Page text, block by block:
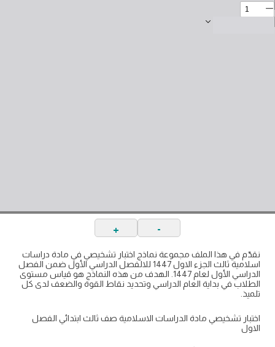
-
+
نقدّم في هذا الملف مجموعة نماذج اختبار تشخيصي في مادة دراسات
اسلامية ثالث الجزء الاول 1447 للالفصل الدراسي الأول ضمن الفصل
الدراسي الأول لعام 1447. الهدف من هذه النماذج هو قياس مستوى
الطلاب في بداية العام الدراسي وتحديد نقاط القوة والضعف لدى كل
تلميذ.
اختبار تشخيصي مادة الدراسات الاسلامية صف ثالث ابتدائي الفصل
الاول